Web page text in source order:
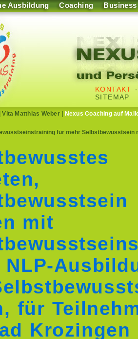
Ausbildung Coaching Business
KONTAKT
SITEMAP
|Vita Matthias Weber| Nexus Coaching auf
für mehr Selbstbewusstsein
mit
für
Krozingen